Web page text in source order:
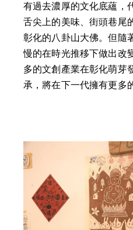
有過去濃厚的文化底蘊，
舌尖上的美味、街頭巷尾
彰化的八卦山大佛。但隨
慢的在時光推移下做出改
多的文創產業在彰化萌芽
承，將在下一代擁有更多